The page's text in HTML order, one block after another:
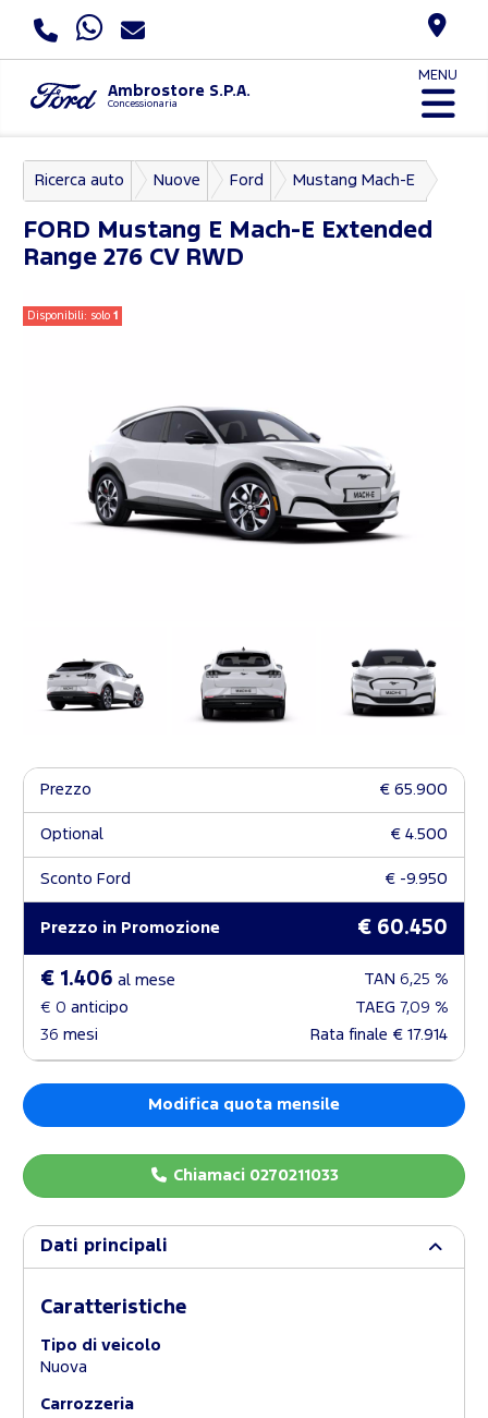
Ambrostore S.P.A.
Concessionaria
MENU
Ricerca auto Nuove Ford Mustang Mach-E
FORD Mustang E Mach-E Extended
Range 276 CV RWD
Disponibili: solo1
Prezzo € 65.900
Optional € 4.500
Sconto Ford € -9.950
Prezzo in Promozione € 60.450
€ 1.406 al mese TAN 6,25 %
€ 0 anticipo TAEG 7,09 %
36 mesi Rata finale € 17.914
Modifica quota mensile
Chiamaci 0270211033
Dati principali
Caratteristiche
Tipo di veicolo
Nuova
Carrozzeria